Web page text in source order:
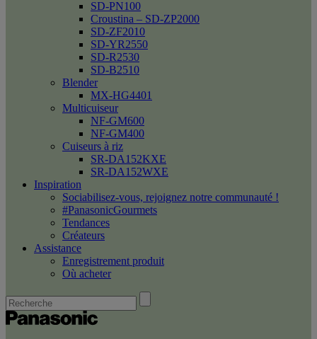
SD-PN100
Croustina – SD-ZP2000
SD-ZF2010
SD-YR2550
SD-R2530
SD-B2510
Blender
MX-HG4401
Multicuiseur
NF-GM600
NF-GM400
Cuiseurs à riz
SR-DA152KXE
SR-DA152WXE
Inspiration
Sociabilisez-vous, rejoignez notre communauté !
#PanasonicGourmets
Tendances
Créateurs
Assistance
Enregistrement produit
Où acheter